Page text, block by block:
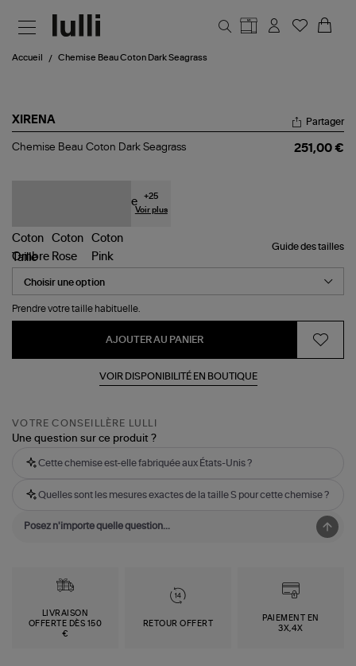
Accueil Chemise Beau Coton Dark Seagrass
XIRENA
Chemise
Partager
Chemise Beau Coton Dark Seagrass 251,00 €
+25
Voir plus
Guide des tailles
Taille
Prendre votre taille habituelle.
AJOUTER AU PANIER
VOIR DISPONIBILITÉ EN BOUTIQUE
VOTRE CONSEILLÈRE LULLI
Une question sur ce produit ?
Cette chemise est-elle fabriquée aux États-Unis ?
Quelles sont les mesures exactes de la taille S pour cette chemise ?
LIVRAISON
OFFERTE DÈS 150
€
RETOUR OFFERT
PAIEMENT EN
3X,4X